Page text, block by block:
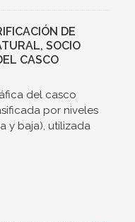
DE
SOCIO
CASCO
del casco
por niveles
y baja), utilizada